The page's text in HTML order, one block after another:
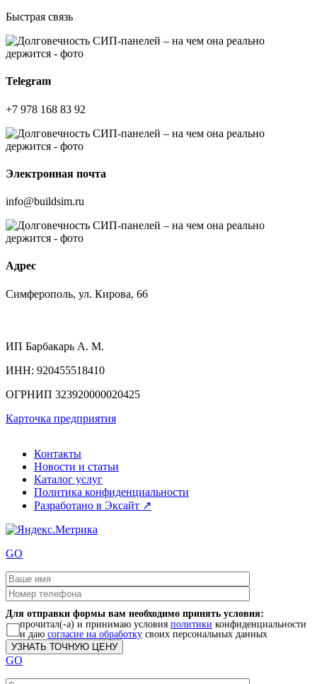
Быстрая связь
Telegram
+7 978 168 83 92
Электронная почта
info@buildsim.ru
Адрес
Симферополь, ул. Кирова, 66
ИП Барбакарь А. М.
ИНН: 920455518410
ОГРНИП 323920000020425
Карточка предприятия
Контакты
Новости и статьи
Каталог услуг
Политика конфиденциальности
Разработано в Эксайт ↗
GO
Для отправки формы вам необходимо принять условия:
прочитал(-а) и принимаю условия политики конфиденциальности
и даю согласие на обработку своих персональных данных
GO